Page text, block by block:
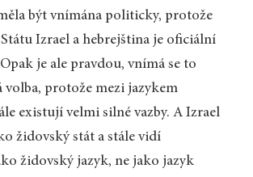
být vnímána politicky, protože
Izrael a hebrejština je oficiální
je ale pravdou, vnímá se to
protože mezi jazykem
existují velmi silné vazby. A Izrael
židovský stát a stále vidí
židovský jazyk, ne jako jazyk